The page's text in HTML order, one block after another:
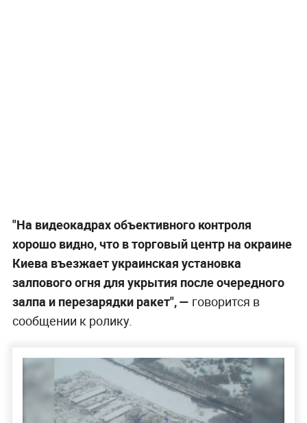
"На видеокадрах объективного контроля
хорошо видно, что в торговый центр на окраине
Киева въезжает украинская установка
залпового огня для укрытия после очередного
залпа и перезарядки ракет", — говорится в
сообщении к ролику.